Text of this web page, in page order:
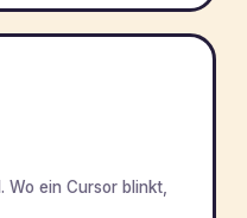
Wo ein Cursor blinkt,